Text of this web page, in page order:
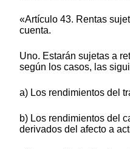
«Artículo 43. Rentas
cuenta.
Uno. Estarán sujetas a
según los casos, las
a) Los rendimientos del
b) Los rendimientos del
derivados del afecto a